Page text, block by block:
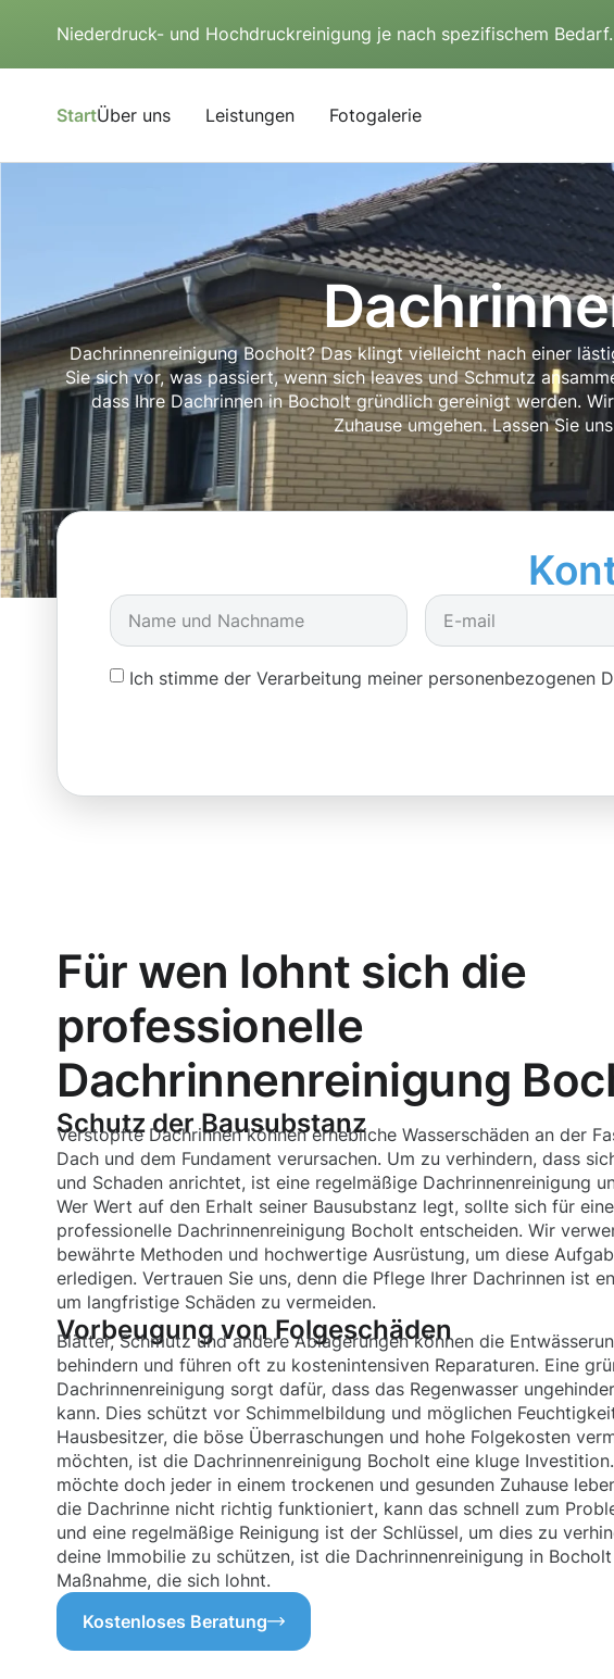
Niederdruck- und Hochdruckreinigung je nach spezifischem Bedarf.
StartÜber uns Leistungen Fotogalerie
Dachrinnenreinigung Bocholt? Das klingt vielleicht nach einer
Sie sich vor, was passiert, wenn sich leaves und Schmutz
dass Ihre Dachrinnen in Bocholt gründlich gereinigt werden.
Zuhause umgehen. Lassen Sie
Ich stimme der Verarbeitung meiner personenbezogenen
Für wen lohnt sich die
professionelle
Dachrinnenreinigung
Schutz der Bausubstanz
Verstopfte Dachrinnen können erhebliche Wasserschäden an der
Dach und dem Fundament verursachen. Um zu verhindern, dass
und Schaden anrichtet, ist eine regelmäßige Dachrinnenreinigung
Wer Wert auf den Erhalt seiner Bausubstanz legt, sollte sich für eine
professionelle Dachrinnenreinigung Bocholt entscheiden. Wir
bewährte Methoden und hochwertige Ausrüstung, um diese
erledigen. Vertrauen Sie uns, denn die Pflege Ihrer Dachrinnen ist
um langfristige Schäden zu vermeiden.
Vorbeugung von Folgeschäden
Blätter, Schmutz und andere Ablagerungen können die
behindern und führen oft zu kostenintensiven Reparaturen. Eine
Dachrinnenreinigung sorgt dafür, dass das Regenwasser
kann. Dies schützt vor Schimmelbildung und möglichen
Hausbesitzer, die böse Überraschungen und hohe Folgekosten
möchten, ist die Dachrinnenreinigung Bocholt eine kluge
möchte doch jeder in einem trockenen und gesunden Zuhause
die Dachrinne nicht richtig funktioniert, kann das schnell zum
und eine regelmäßige Reinigung ist der Schlüssel, um dies zu
deine Immobilie zu schützen, ist die Dachrinnenreinigung in
Maßnahme, die sich lohnt.
Kostenloses Beratung